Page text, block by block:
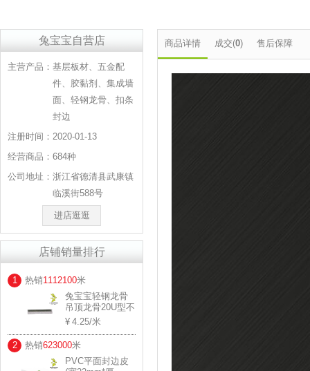
兔宝宝自营店
主营产品： 基层板材、五金配
件、胶黏剂、集成墙
面、轻钢龙骨、扣条
封边
注册时间： 2020-01-13
经营商品： 684种
公司地址： 浙江省德清县武康镇
临溪街588号
进店逛逛
店铺销量排行
1 热销1112100米
兔宝宝轻钢龙骨
吊顶龙骨20U型不
等边 规格：
0.45*20*30 用料
厚度：0.41-0.44
4.25/米
2 热销623000米
PVC平面封边皮
商品详情 成交(0) 售后保障